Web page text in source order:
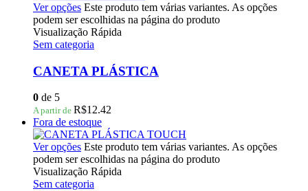
Ver opções Este produto tem várias variantes. As opções
podem ser escolhidas na página do produto
Visualização Rápida
Sem categoria
CANETA PLÁSTICA
0 de 5
A partir de R$12.42
Fora de estoque
Ver opções Este produto tem várias variantes. As opções
podem ser escolhidas na página do produto
Visualização Rápida
Sem categoria